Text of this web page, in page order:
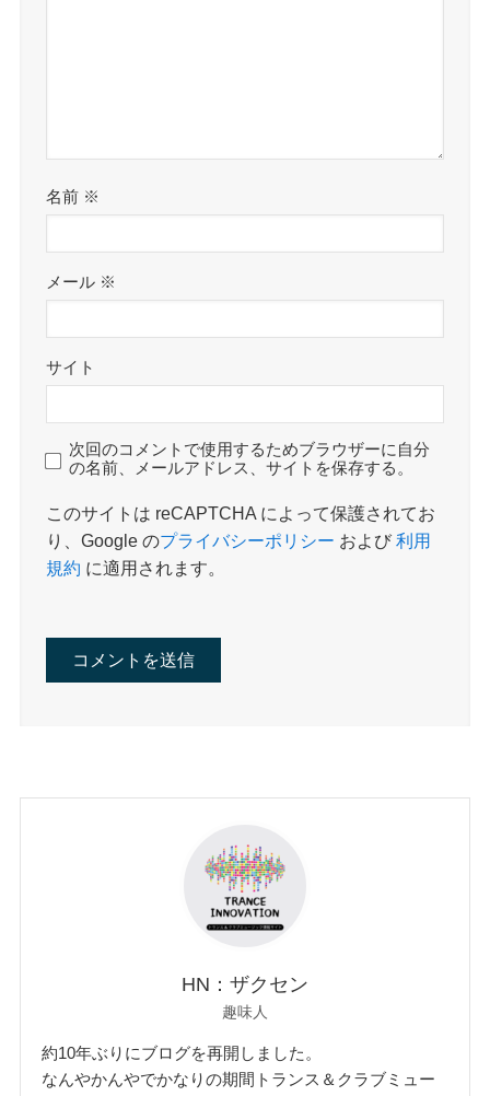
名前 ※
メール ※
サイト
次回のコメントで使用するためブラウザーに自分
の名前、メールアドレス、サイトを保存する。
このサイトは reCAPTCHA によって保護されてお
り、Google のプライバシーポリシー および利用
規約 に適用されます。
HN：ザクセン
趣味人
約10年ぶりにブログを再開しました。
なんやかんやでかなりの期間トランス＆クラブミュー